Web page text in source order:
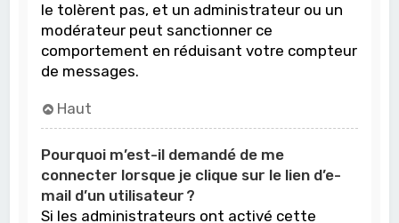
le tolèrent pas, et un administrateur ou un
modérateur peut sanctionner ce
comportement en réduisant votre compteur
de messages.
Haut
Pourquoi m’est-il demandé de me
connecter lorsque je clique sur le lien d’e-
mail d’un utilisateur ?
Si les administrateurs ont activé cette